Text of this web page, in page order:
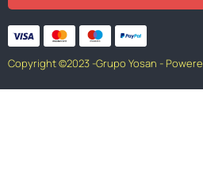
Copyright ©2023 -Grupo Yosan -